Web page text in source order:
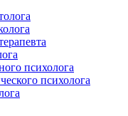
психолога
психолога